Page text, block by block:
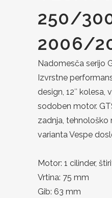
250/
2006/
Nadomesča serijo
Izvrstne
design, 12″ kolesa,
sodoben motor.
zadnja, tehnološko
varianta Vespe
Motor: 1 cilinder,
Vrtina: 75 mm
Gib: 63 mm